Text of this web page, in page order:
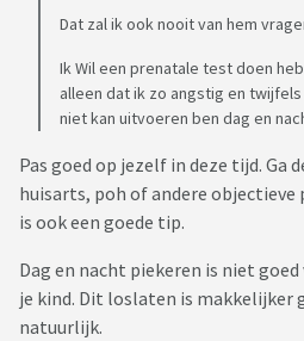
Dat zal ik ook nooit van hem
Ik Wil een prenatale test doen
alleen dat ik zo angstig en
niet kan uitvoeren ben dag en
Pas goed op jezelf in deze tijd. Ga
huisarts, poh of andere
is ook een goede tip.
Dag en nacht piekeren is niet
je kind. Dit loslaten is makkelijker
natuurlijk.